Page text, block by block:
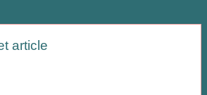
article